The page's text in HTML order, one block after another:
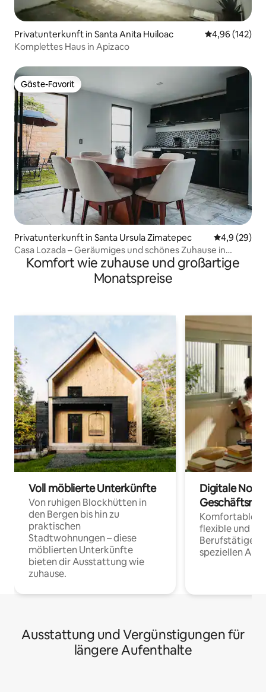
Privatunterkunft in Santa Anita Huiloac
4,96 (142)
Komplettes Haus in Apizaco
Gäste-Favorit
Gäste-Favorit
Privatunterkunft in Santa Ursula Zimatepec
4,9 (29)
Casa Lozada – Geräumiges und schönes Zuhause in
Apizaco
Komfort wie zuhause und großartige
Monatspreise
Voll möblierte Unterkünfte
Von ruhigen Blockhütten in
den Bergen bis hin zu
praktischen
Stadtwohnungen – diese
möblierten Unterkünfte
bieten dir Ausstattung wie
zuhause.
Digitale
Komfortable
flexible und
Berufstätige
speziellen
Ausstattung und Vergünstigungen für
längere Aufenthalte